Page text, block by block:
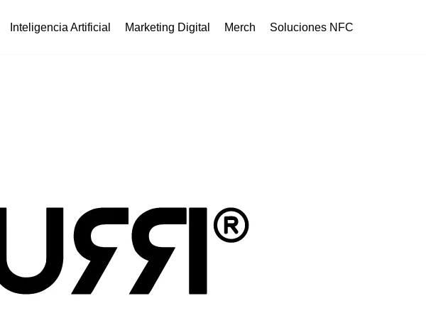
Inteligencia Artificial Marketing Digital Merch Soluciones NFC